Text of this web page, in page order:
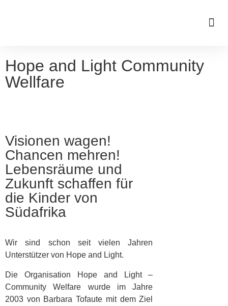
Hope and Light Community
Wellfare
Visionen wagen!
Chancen mehren!
Lebensräume und
Zukunft schaffen für
die Kinder von
Südafrika
Wir sind schon seit vielen Jahren
Unterstützer von Hope and Light.
Die Organisation Hope and Light –
Community Welfare wurde im Jahre
2003 von Barbara Tofaute mit dem Ziel